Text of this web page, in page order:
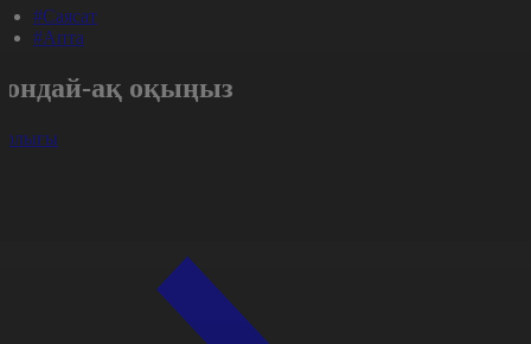
#Саясат
#Апта
ақ оқыңыз